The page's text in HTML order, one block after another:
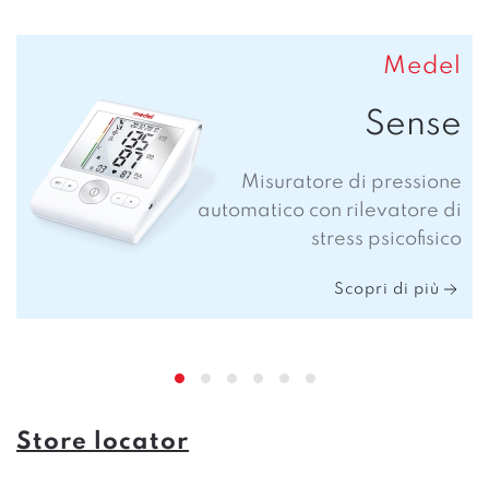
Medel
Sense
Misuratore di pressione
automatico con rilevatore di
stress psicofisico
Scopri di più
Store locator